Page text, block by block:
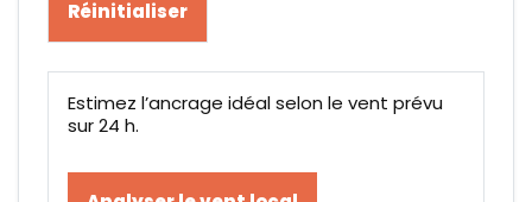
Réinitialiser
Estimez l’ancrage idéal selon le vent prévu
sur 24 h.